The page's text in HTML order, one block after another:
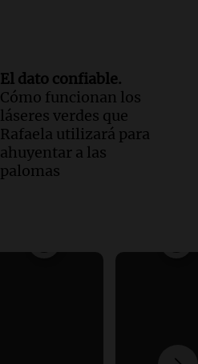
El dato confiable.
Cómo funcionan los
láseres verdes que
Rafaela utilizará para
ahuyentar a las
palomas